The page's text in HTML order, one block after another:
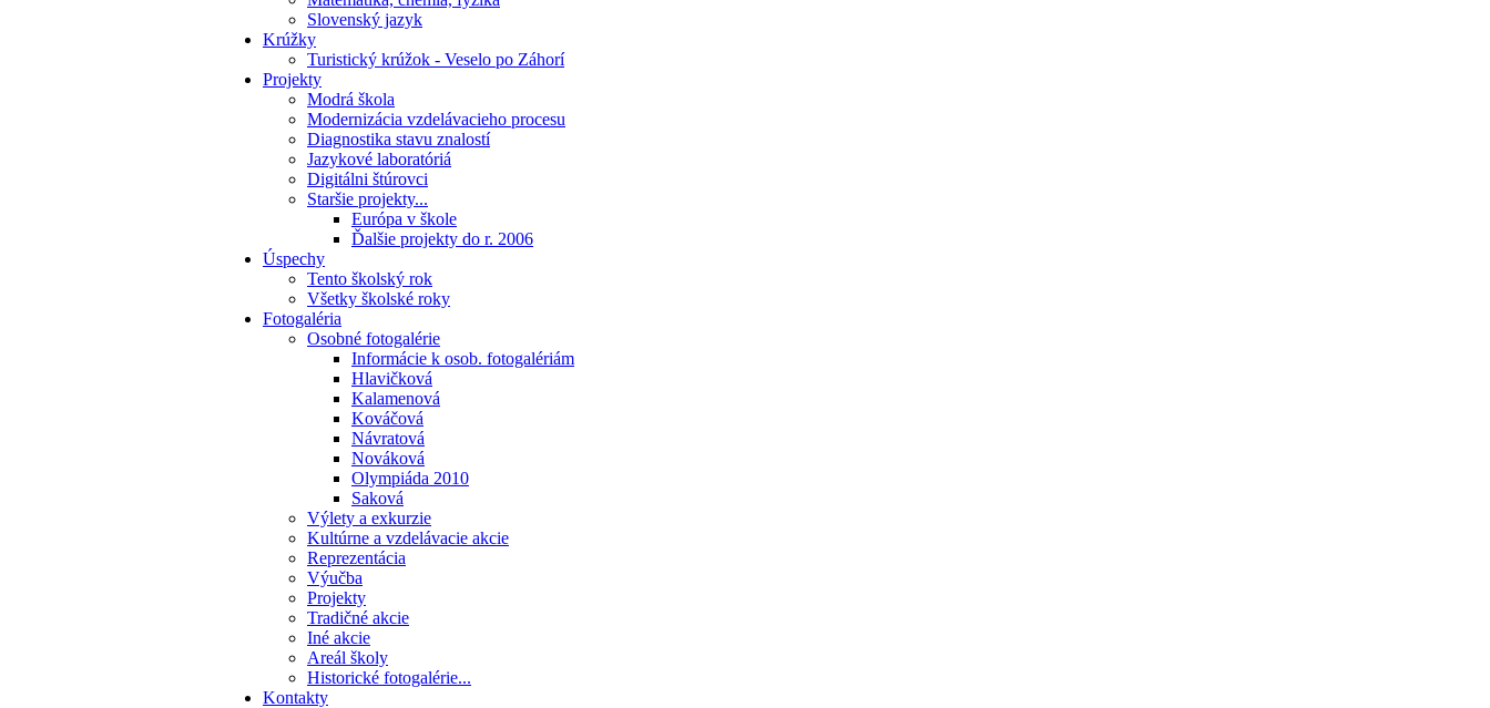
Slovenský jazyk
Krúžky
Turistický krúžok - Veselo po Záhorí
Projekty
Modrá škola
Modernizácia vzdelávacieho procesu
Diagnostika stavu znalostí
Jazykové laboratóriá
Digitálni štúrovci
Staršie projekty...
Európa v škole
Ďalšie projekty do r. 2006
Úspechy
Tento školský rok
Všetky školské roky
Fotogaléria
Osobné fotogalérie
Informácie k osob. fotogalériám
Hlavičková
Kalamenová
Kováčová
Návratová
Nováková
Olympiáda 2010
Saková
Výlety a exkurzie
Kultúrne a vzdelávacie akcie
Reprezentácia
Výučba
Projekty
Tradičné akcie
Iné akcie
Areál školy
Historické fotogalérie...
Kontakty